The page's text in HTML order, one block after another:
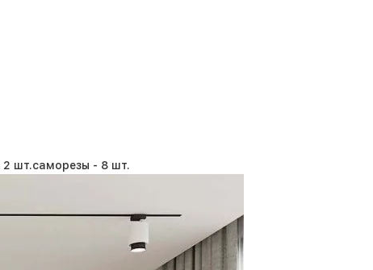
2 шт.саморезы - 8 шт.